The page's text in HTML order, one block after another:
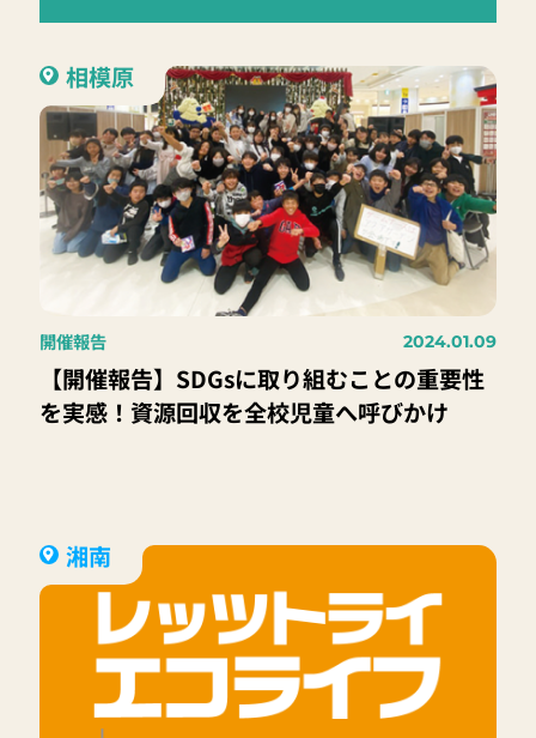
相模原
開催報告 2024.01.09
【開催報告】SDGsに取り組むことの重要性
を実感！資源回収を全校児童へ呼びかけ
湘南